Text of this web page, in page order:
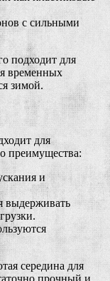
с сильными
подходит для
временных
зимой.
для
преимущества:
и
выдерживать
середина для